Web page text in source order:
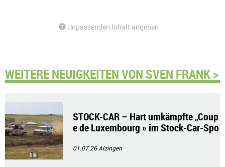
Unpassenden Inhalt angeben
WEITERE NEUIGKEITEN VON SVEN FRANK >
STOCK-CAR – Hart umkämpfte „Coup
e de Luxembourg » im Stock-Car-Spo
01.07.26Alzingen